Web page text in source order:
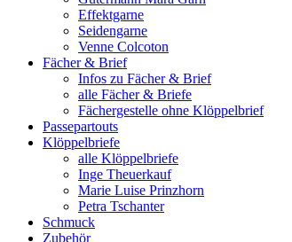
Effektgarne
Seidengarne
Venne Colcoton
Fächer & Brief
Infos zu Fächer & Brief
alle Fächer & Briefe
Fächergestelle ohne Klöppelbrief
Passepartouts
Klöppelbriefe
alle Klöppelbriefe
Inge Theuerkauf
Marie Luise Prinzhorn
Petra Tschanter
Schmuck
Zubehör